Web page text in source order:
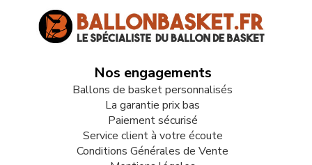
Nos engagements
Ballons de basket personnalisés
La garantie prix bas
Paiement sécurisé
Service client à votre écoute
Conditions Générales de Vente